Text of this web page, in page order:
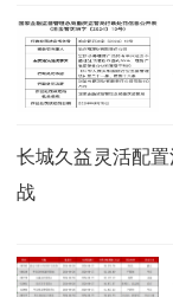
长城久益灵活配
战